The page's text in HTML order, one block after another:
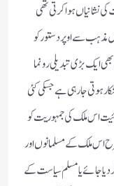
نشانیاں ہوا کرتی تھی
مذہب سے اوپر دستور کو
ایک بڑی تبدیلی رونما
جارہی ہے جسکی کئی
اس ملک کی جمہوریت کو
اس ملک کے مسلمانوں اور
جائے یا مسلم سیاست کے